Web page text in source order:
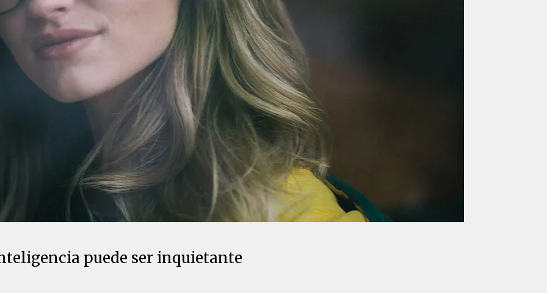
puede ser inquietante